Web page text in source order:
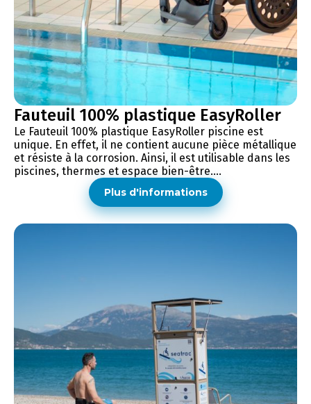
Fauteuil 100% plastique EasyRoller
Le Fauteuil 100% plastique EasyRoller piscine est
unique. En effet, il ne contient aucune pièce métallique
et résiste à la corrosion. Ainsi, il est utilisable dans les
piscines, thermes et espace bien-être....
Plus d'informations